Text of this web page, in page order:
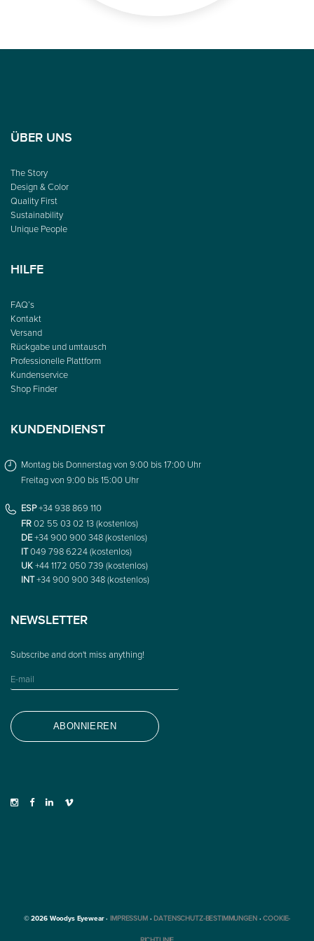
ÜBER UNS
The Story
Design & Color
Quality First
Sustainability
Unique People
HILFE
FAQ’s
Kontakt
Versand
Rückgabe und umtausch
Professionelle Plattform
Kundenservice
Shop Finder
KUNDENDIENST
Montag bis Donnerstag von 9:00 bis 17:00 Uhr
Freitag von 9:00 bis 15:00 Uhr
ESP+34 938 869 110
FR02 55 03 02 13 (kostenlos)
DE+34 900 900 348 (kostenlos)
IT049 798 6224 (kostenlos)
UK+44 1172 050 739 (kostenlos)
INT+34 900 900 348 (kostenlos)
NEWSLETTER
© 2026 Woodys Eyewear ·IMPRESSUM ·DATENSCHUTZ-BESTIMMUNGEN·COOKIE-